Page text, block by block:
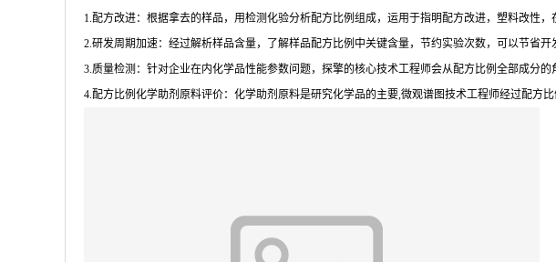
1.配方改进：根据拿去的样品，用检测化验分析配方比例组成，运用于指明配方改进，塑料改性，
2.研发周期加速：经过解析样品含量，了解样品配方比例中关键含量，节约实验次数，可以节省开
3.质量检测：针对企业在内化学品性能参数问题，探擎的核心技术工程师会从配方比例全部成分
4.配方比例化学助剂原料评价：化学助剂原料是研究化学品的主要,微观谱图技术工程师经过配方